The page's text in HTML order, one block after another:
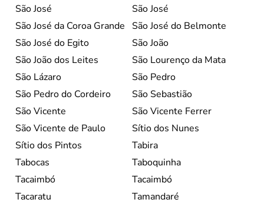
São José
São José
São José da Coroa Grande
São José do Belmonte
São José do Egito
São João
São João dos Leites
São Lourenço da Mata
São Lázaro
São Pedro
São Pedro do Cordeiro
São Sebastião
São Vicente
São Vicente Ferrer
São Vicente de Paulo
Sítio dos Nunes
Sítio dos Pintos
Tabira
Tabocas
Taboquinha
Tacaimbó
Tacaimbó
Tacaratu
Tamandaré